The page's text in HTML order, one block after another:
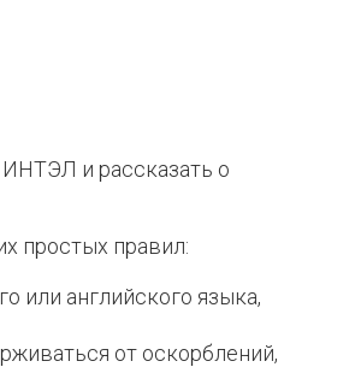
и рассказать о
простых правил:
или английского языка,
от оскорблений,